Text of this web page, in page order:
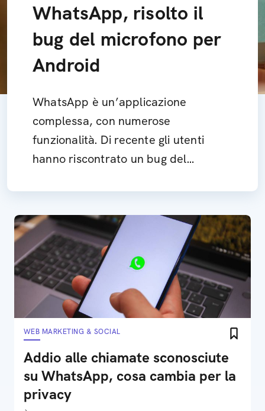
WhatsApp, risolto il
bug del microfono per
Android
WhatsApp è un’applicazione
complessa, con numerose
funzionalità. Di recente gli utenti
hanno riscontrato un bug del
risolto
WEB MARKETING & SOCIAL
Addio alle chiamate sconosciute
su WhatsApp, cosa cambia per la
privacy